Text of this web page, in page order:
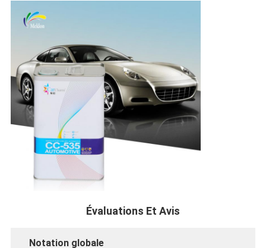
Évaluations Et Avis
Notation globale